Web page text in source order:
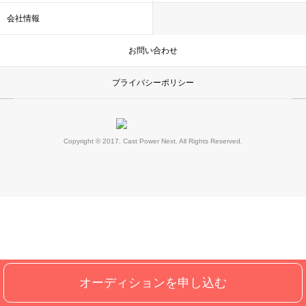
会社情報
お問い合わせ
プライバシーポリシー
Copyright © 2017. Cast Power Next. All Rights Reserved.
オーディションを申し込む